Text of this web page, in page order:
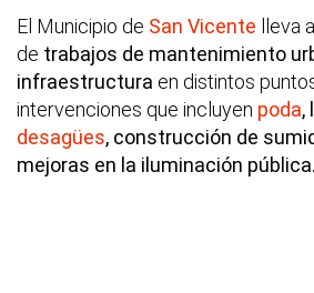
El Municipio de San Vicente lleva
de trabajos de mantenimiento
infraestructura en distintos
intervenciones que incluyen poda,
desagües, construcción de
mejoras en la iluminación pública.